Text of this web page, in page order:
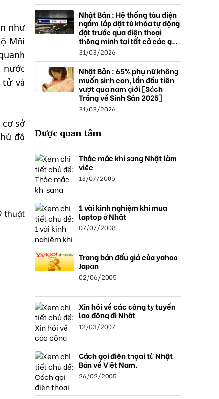
như
Môi
nước
tử và
sở
đô
thuật
Nhật Bản : Hệ thống tàu điện
ngầm lắp đặt tủ khóa tự động
đặt trước qua điện thoại
thông minh tại tất cả các ga ,
mở rộng mạng lưới do nhu
cầu tăng.
31/03/2026
Nhật Bản : 65% phụ nữ không
muốn sinh con, lần đầu tiên
vượt qua nam giới [Sách
Trắng về Sinh Sản 2025]
31/03/2026
Được quan tâm
Thắc mắc khi sang Nhật làm
việc
13/07/2005
1 vài kinh nghiệm khi mua
laptop ở Nhật
07/07/2008
Trang bán đấu giá của yahoo
Japan
02/06/2005
Xin hỏi về các công ty tuyển
lao động đi Nhật
12/03/2007
Cách gọi điện thọai từ Nhật
Bản về Việt Nam.
26/02/2005